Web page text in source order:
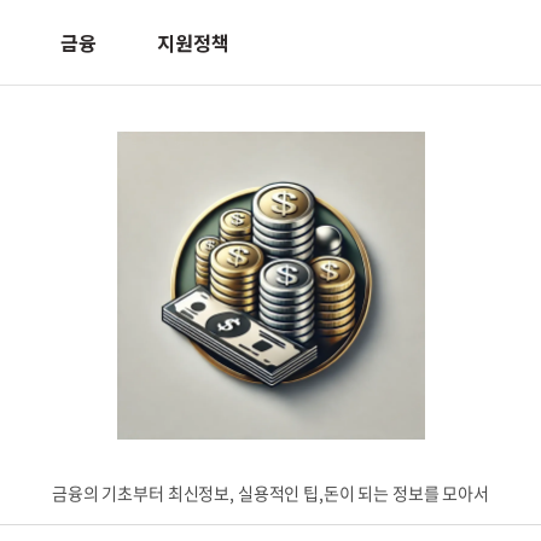
금융 지원정책
금융의 기초부터 최신정보, 실용적인 팁,돈이 되는 정보를 모아서